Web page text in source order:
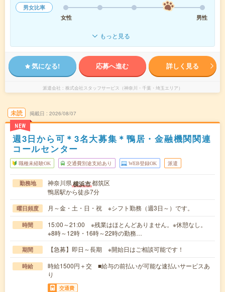
男女比率
女性
男性
もっと見る
気になる! 応募へ進む 詳しく見る
派遣会社 株式会社スタッフサービス（神奈川・千葉・埼玉エリア）
未読
NEW
掲載日 2026/08/07
週3日から可＊3名大募集＊鴨居・金融機関関連
コールセンター
職種未経験OK 交通費別途支給あり WEB登録OK 派遣
勤務地 神奈川県横浜市都筑区
鴨居駅から徒歩7分
曜日頻度 月～金・土・日・祝 ※シフト勤務（週3日～）です。
時間
15:00～21:00 ※残業はほとんどありません。※休憩なし。
※8時～12時・16時～22時の勤務…
期間 【急募】即日～長期 ※開始日はご相談可能です！
時給
時給1500円＋交 ■給与の前払いが可能な速払いサービスあ
り
交通費